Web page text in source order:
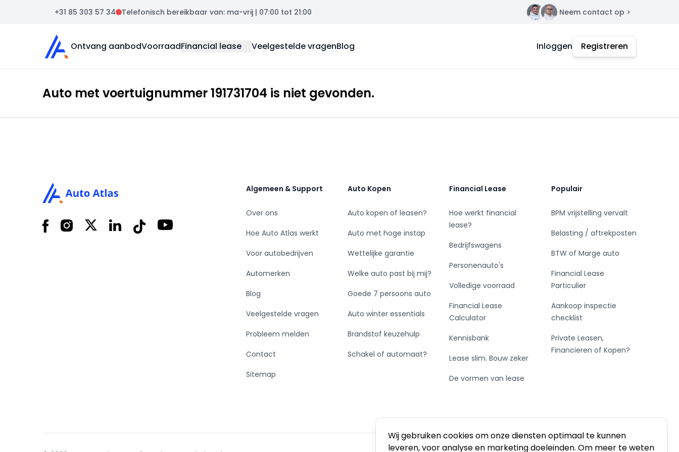
Wij gebruiken cookies om onze diensten optimaal te kunnen
leveren, voor analyse en marketing doeleinden. Om meer te weten
+31 85 303 57 34 Telefonisch bereikbaar van: ma-vrij | 07:00 tot 21:00 Contact Neem contact op >
Auto Atlas
Ontvang aanbodVoorraadFinancial lease Veelgestelde vragenBlog Inloggen Registreren
Auto met voertuignummer 191731704 is niet gevonden.
FacebookInstagram
X LinkedInTiktok YouTube
Algemeen & Support
Over ons
Hoe Auto Atlas werkt
Voor autobedrijven
Automerken
Blog
Veelgestelde vragen
Probleem melden
Contact
Sitemap
Auto Kopen
Auto kopen of leasen?
Auto met hoge instap
Wettelijke garantie
Welke auto past bij mij?
Goede 7 persoons auto
Auto winter essentials
Brandstof keuzehulp
Schakel of automaat?
Financial Lease
Hoe werkt financial
lease?
Bedrijfswagens
Personenauto's
Volledige voorraad
Financial Lease
Calculator
Kennisbank
Lease slim. Bouw zeker
De vormen van lease
Populair
BPM vrijstelling vervalt
Belasting / aftrekposten
BTW of Marge auto
Financial Lease
Particulier
Aankoop inspectie
checklist
Private Leasen,
Financieren of Kopen?